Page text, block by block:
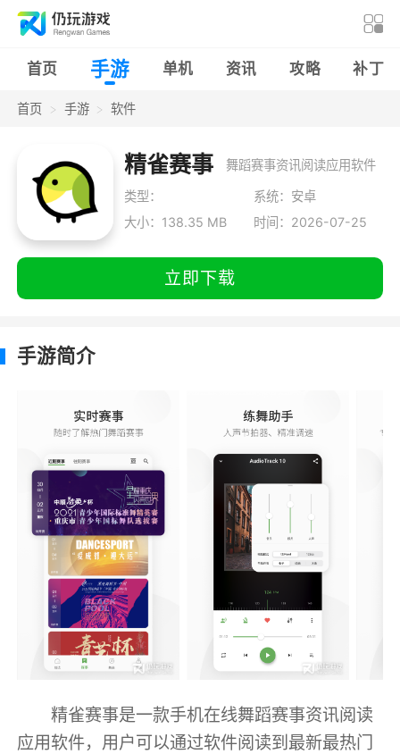
首页 手游 单机 资讯 攻略 补丁
首页 手游 软件
精雀赛事 舞蹈赛事资讯阅读应用软件
类型：
系统：安卓
大小：138.35 MB
时间：2026-07-25
立即下载
手游简介
精雀赛事是一款手机在线舞蹈赛事资讯阅读
应用软件，用户可以通过软件阅读到最新最热门